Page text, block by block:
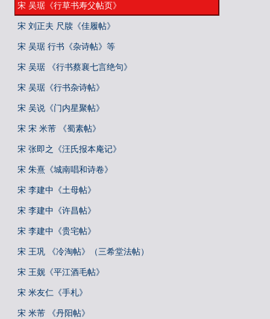
宋 吴琚《行草书寿父帖页》
宋 刘正夫 尺牍《佳履帖》
宋 吴琚 行书《杂诗帖》等
宋 吴琚 《行书蔡襄七言绝句》
宋 吴琚《行书杂诗帖》
宋 吴说《门内星聚帖》
宋 宋 米芾 《蜀素帖》
宋 张即之《汪氏报本庵记》
宋 朱熹《城南唱和诗卷》
宋 李建中《土母帖》
宋 李建中《许昌帖》
宋 李建中《贵宅帖》
宋 王巩 《冷淘帖》（三希堂法帖）
宋 王觌《平江酒毛帖》
宋 米友仁《手札》
宋 米芾 《丹阳帖》